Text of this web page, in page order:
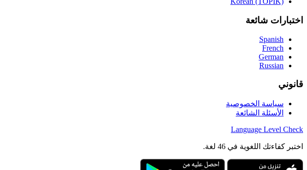
اختبارات شائعة
Spanish
French
German
Russian
قانوني
سياسة الخصوصية
الأسئلة الشائعة
Language Level Check
اختبر كفاءتك اللغوية في 46 لغة.